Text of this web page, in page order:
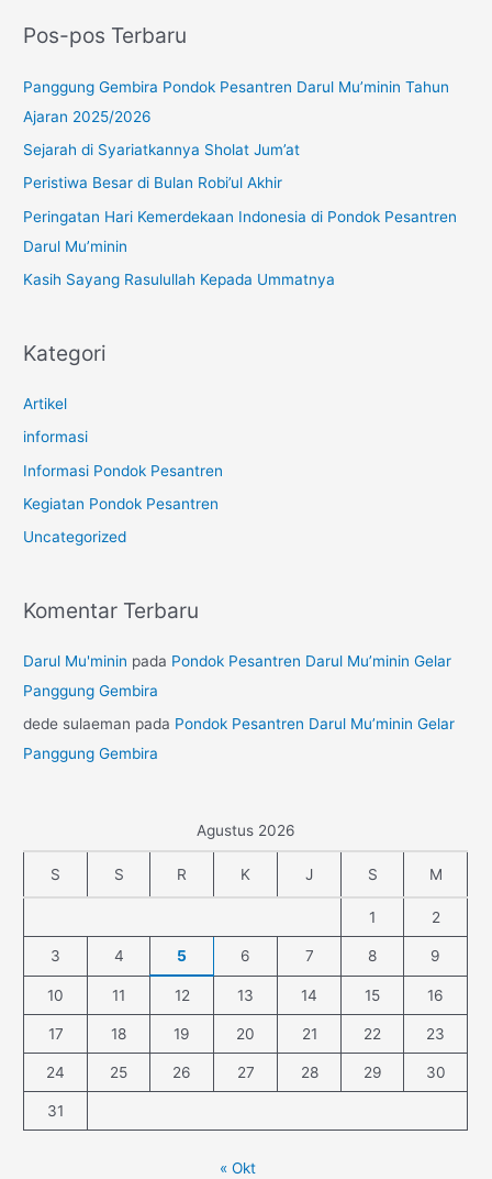
i
k
:
Pos-pos Terbaru
Panggung Gembira Pondok Pesantren Darul Mu’minin Tahun
Ajaran 2025/2026
Sejarah di Syariatkannya Sholat Jum’at
Peristiwa Besar di Bulan Robi’ul Akhir
Peringatan Hari Kemerdekaan Indonesia di Pondok Pesantren
Darul Mu’minin
Kasih Sayang Rasulullah Kepada Ummatnya
Kategori
Artikel
informasi
Informasi Pondok Pesantren
Kegiatan Pondok Pesantren
Uncategorized
Komentar Terbaru
Darul Mu'minin pada Pondok Pesantren Darul Mu’minin Gelar
Panggung Gembira
dede sulaeman pada Pondok Pesantren Darul Mu’minin Gelar
Panggung Gembira
Agustus 2026
S S R K J S M
1 2
3 4 5 6 7 8 9
10 11 12 13 14 15 16
17 18 19 20 21 22 23
24 25 26 27 28 29 30
31
« Okt